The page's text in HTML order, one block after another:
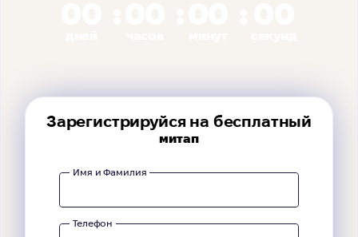
Зарегистрируйся на бесплатный
митап
Имя и Фамилия
Телефон